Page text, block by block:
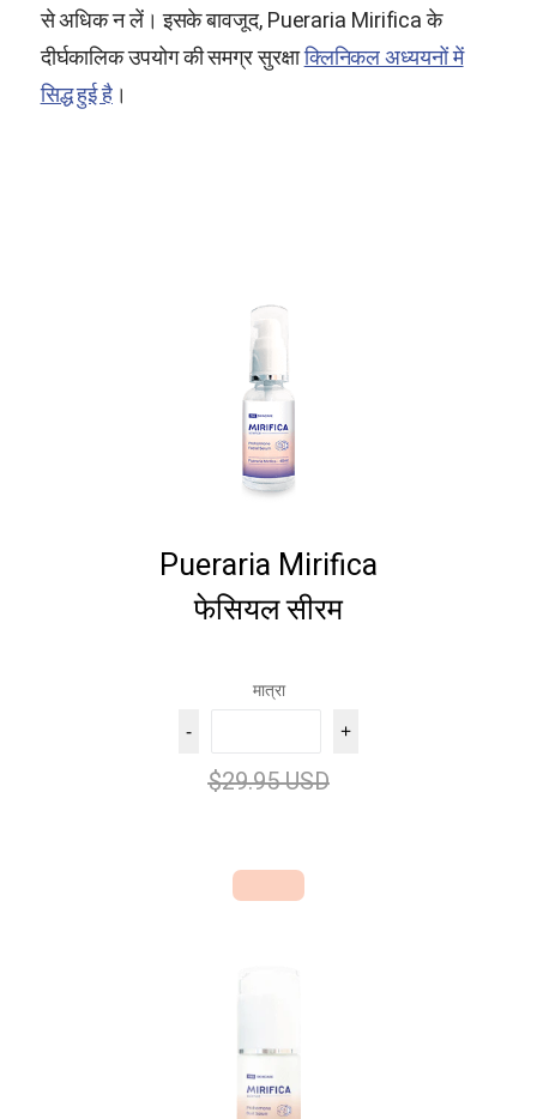
से अधिक न लें। इसके बावजूद, Pueraria Mirificaके
दीर्घकालिक उपयोग की समग्र सुरक्षाक्लिनिकल अध्ययनों में
सिद्ध हुई है।
Pueraria Mirifica
फेसियल सीरम
मात्रा
- +
$29.95 USD